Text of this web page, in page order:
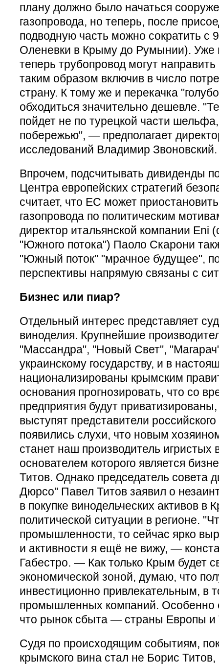
плану должно было начаться
газопровода, но теперь, после
подводную часть можно сократить с
Оленевки в Крыму до Румынии). Уже
теперь трубопровод могут
таким образом включив в число
страну. К тому же и перекачка
обходиться значительно дешевле.
пойдет не по турецкой части
побережью", — предполагает
исследований Владимир Звоновский.
Впрочем, подсчитывать дивиденды
Центра европейских стратегий
считает, что ЕС может
газопровода по политическим
директор итальянской компании Eni
"Южного потока") Паоло Скарони
"Южный поток" "мрачное будущее",
перспективы напрямую связаны с
Бизнес или пиар?
Отдельный интерес представляет
виноделия. Крупнейшие
"Массандра", "Новый Свет",
украинскому государству, и в
национализированы крымским
основания прогнозировать, что со
предприятия будут
выступят представители
появились слухи, что новым
станет наш производитель
основателем которого является
Титов. Однако председатель совета
Дюрсо" Павел Титов заявил о
в покупке винодельческих активов в
политической ситуации в регионе.
промышленности, то сейчас ярко
и активности я ещё не вижу, —
Габестро. — Как только Крым будет
экономической зоной, думаю, что
инвестиционно привлекательным, в
промышленных компаний. Особенно
что рынок сбыта — страны Европы и
Судя по происходящим событиям,
крымского вина стал не Борис Титов,